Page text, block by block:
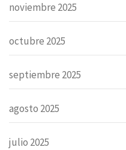
noviembre 2025
octubre 2025
septiembre 2025
agosto 2025
julio 2025